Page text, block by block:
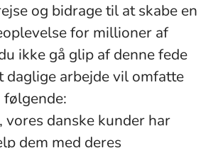
og bidrage til at skabe en
for millioner af
ikke gå glip af denne fede
daglige arbejde vil omfatte
følgende:
danske kunder har
dem med deres